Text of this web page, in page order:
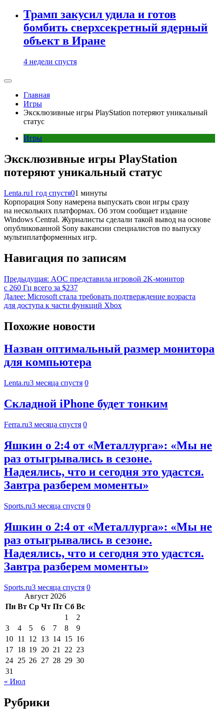
Трамп закусил удила и готов
бомбить сверхсекретный ядерный
объект в Иране
4 недели спустя
Главная
Игры
Эксклюзивные игры PlayStation потеряют уникальный
статус
Игры
Эксклюзивные игры PlayStation
потеряют уникальный статус
Lenta.ru1 год спустя01 минуты
Корпорация Sony намерена выпускать свои игры сразу
на нескольких платформах. Об этом сообщает издание
Windows Central. Журналисты сделали такой вывод на основе
опубликованной Sony вакансии специалистов по выпуску
мультиплатформенных игр.
Навигация по записям
Предыдущая: AOC представила игровой 2K-монитор
с 260 Гц всего за $237
Далее: Microsoft стала требовать подтверждение возраста
для доступа к части функций Xbox
Похожие новости
Назван оптимальный размер монитора
для компьютера
Lenta.ru3 месяца спустя 0
Складной iPhone будет тонким
Ferra.ru3 месяца спустя 0
Яшкин о 2:4 от «Металлурга»: «Мы не
раз отыгрывались в сезоне.
Надеялись, что и сегодня это удастся.
Завтра разберем моменты»
Sports.ru3 месяца спустя 0
Яшкин о 2:4 от «Металлурга»: «Мы не
раз отыгрывались в сезоне.
Надеялись, что и сегодня это удастся.
Завтра разберем моменты»
Sports.ru3 месяца спустя 0
Август 2026
Пн Вт Ср Чт Пт Сб Вс
1
2
3
4 5 6 7 8
9
10 11 12 13 14 15 16
17 18 19 20 21 22 23
24 25 26 27 28 29 30
31
« Июл
Рубрики